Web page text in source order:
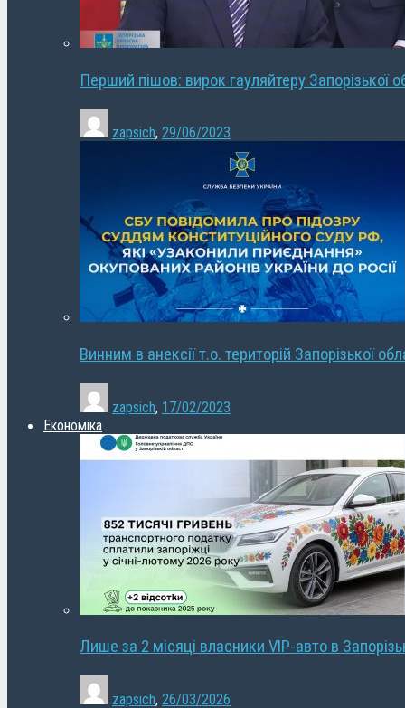
Перший пішов: вирок гауляйтеру Запорізької
zapsich, 29/06/2023
Винним в анексії т.о. територій Запорізької
zapsich, 17/02/2023
Економіка
Лише за 2 місяці власники VIP-авто в
zapsich, 26/03/2026